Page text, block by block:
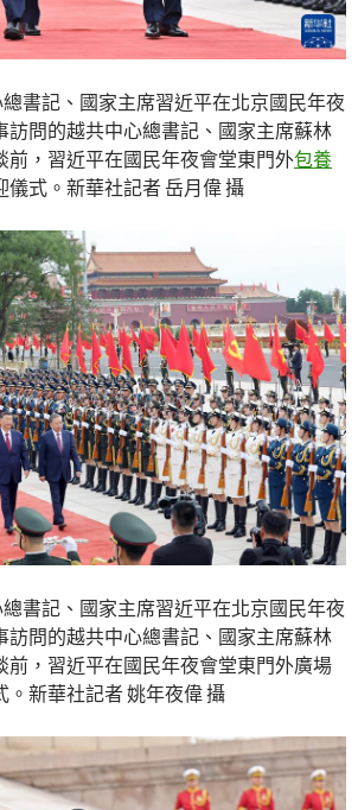
書記、國家主席習近平在北京國民年夜
訪問的越共中心總書記、國家主席蘇林
前，習近平在國民年夜會堂東門外包養
儀式。新華社記者 岳月偉 攝
書記、國家主席習近平在北京國民年夜
訪問的越共中心總書記、國家主席蘇林
前，習近平在國民年夜會堂東門外廣場
。新華社記者 姚年夜偉 攝